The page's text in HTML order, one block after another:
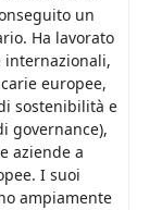
un
Ha lavorato
europee,
sostenibilità e
governance),
aziende a
I suoi
ampiamente